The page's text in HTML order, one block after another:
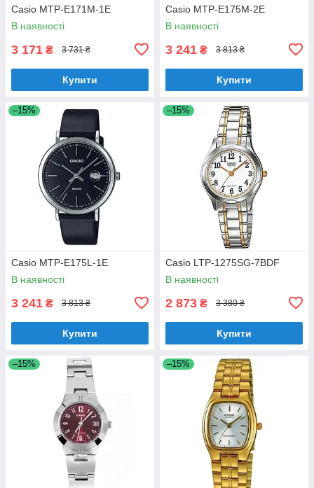
Casio MTP-E171M-1E
В наявності
3 171 ₴ 3 731 ₴
Купити
Casio MTP-E175M-2E
В наявності
3 241 ₴ 3 813 ₴
Купити
–15%
Casio MTP-E175L-1E
В наявності
3 241 ₴ 3 813 ₴
Купити
–15%
Casio LTP-1275SG-7BDF
В наявності
2 873 ₴ 3 380 ₴
Купити
–15% –15%